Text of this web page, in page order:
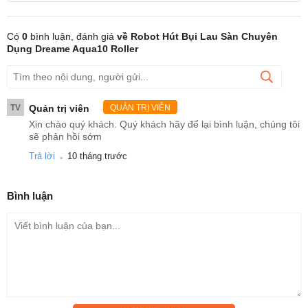
Có 0 bình luận, đánh giá về Robot Hút Bụi Lau Sàn Chuyên
Dụng Dreame Aqua10 Roller
TV Quản trị viên QUẢN TRỊ VIÊN
Xin chào quý khách. Quý khách hãy để lại bình luận, chúng tôi
sẽ phản hồi sớm
Trả lời . 10 tháng trước
Bình luận